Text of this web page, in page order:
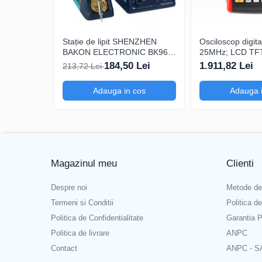
Test de continuitate
Interval de tensiune de la fază la fază pentru
Precizia măsurării tensiunii DC
Ce conține pachetul?
1 x Tester FLUKE T90
Stație de lipit SHENZHEN
BAKON ELECTRONIC BK969,
200...480°C control analogic,
cu buton
213,72 Lei184,50 Lei
Adauga in cos
Osciloscop
25MHz; LCD
250Msps;
cu Decodificare
1.911,82 Lei
Adauga
Magazinul meu
Despre noi
Termeni si Conditii
Politica de Confidentialitate
Politica de livrare
Contact
Clienti
Metode
Politica
Garantia
ANPC
ANPC -